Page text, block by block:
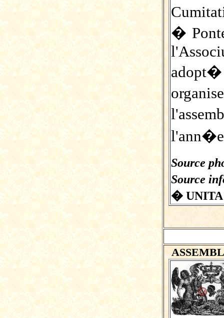
�
Source
Source
�